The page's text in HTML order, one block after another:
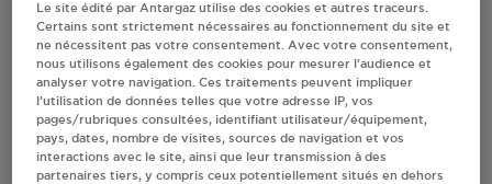
distributeurs de bouteilles de gaz.
1 revendeur(s) Antargaz
à SAINT-GERMAIN-DU-
TEIL
Le site édité par Antargaz utilise des cookies et autres traceurs.
Certains sont strictement nécessaires au fonctionnement du site et
ne nécessitent pas votre consentement. Avec votre consentement,
nous utilisons également des cookies pour mesurer l’audience et
analyser votre navigation. Ces traitements peuvent impliquer
l’utilisation de données telles que votre adresse IP, vos
pages/rubriques consultées, identifiant utilisateur/équipement,
pays, dates, nombre de visites, sources de navigation et vos
interactions avec le site, ainsi que leur transmission à des
partenaires tiers, y compris ceux potentiellement situés en dehors